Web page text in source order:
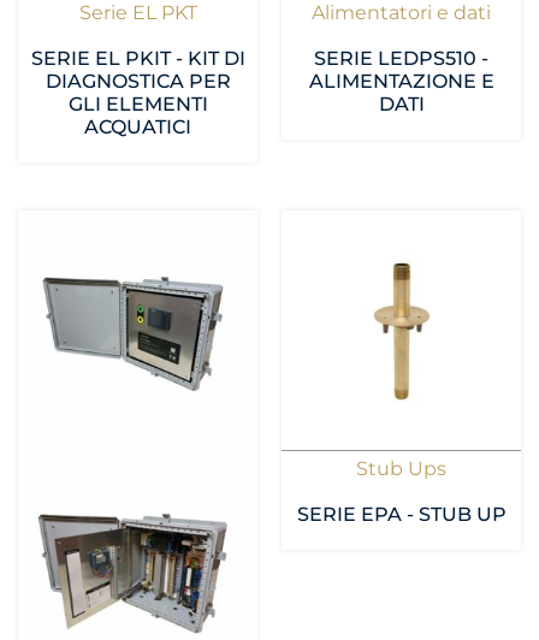
Serie EL PKT
SERIE EL PKIT - KIT DI
DIAGNOSTICA PER
GLI ELEMENTI
ACQUATICI
Alimentatori e dati
SERIE LEDPS510 -
ALIMENTAZIONE E
DATI
Stub Ups
SERIE EPA - STUB UP